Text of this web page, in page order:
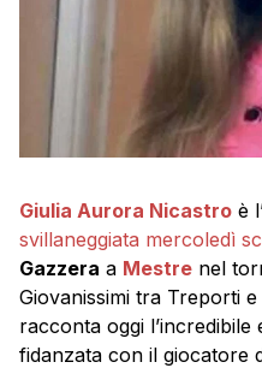
Giulia Aurora Nicastro è
svillaneggiata mercoledì
Gazzera a Mestre nel
Giovanissimi tra Treporti
racconta oggi
fidanzata con il giocatore